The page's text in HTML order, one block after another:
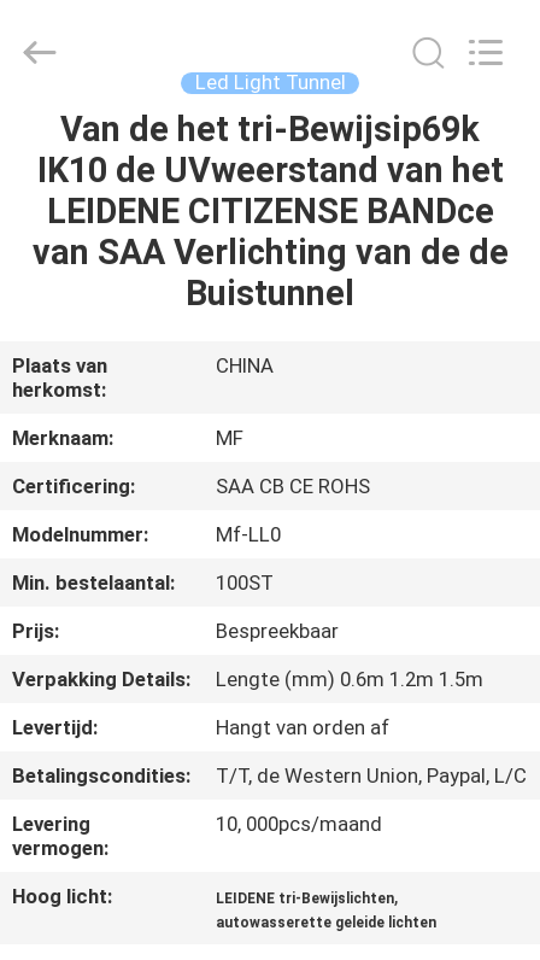
HUIS
PRODUCTEN
OVER
ONS
FABRIEKSREIS
KWALITEITSCONTROLE
CONTACTEER
ONS
VERZOEK
OM EEN
CITAAT
SITEMAP
Co.,Ltd..
Led Light Tunnel
Van de het tri-Bewijsip69k
IK10 de UVweerstand van het
LEIDENE CITIZENSE BANDce
van SAA Verlichting van de de
Buistunnel
Plaats van
herkomst:
CHINA
Merknaam:
MF
Certificering:
SAA CB CE ROHS
Modelnummer:
Mf-LL0
Min. bestelaantal:
100ST
Prijs:
Bespreekbaar
Verpakking Details:
Lengte (mm) 0.6m 1.2m 1.5m
Levertijd:
Hangt van orden af
Betalingscondities:
T/T, de Western Union, Paypal, L/C
Levering
vermogen:
10, 000pcs/maand
Hoog licht: LEIDENE tri-Bewijslichten,
autowasserette geleide lichten